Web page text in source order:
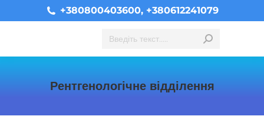
+380800403600, +380612241079
Search:
Рентгенологічне відділення